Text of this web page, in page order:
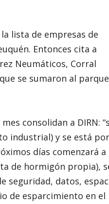
lista de empresas de
Entonces cita a
Neumáticos, Corral
se sumaron al parque
consolidan a DIRN:
industrial) y se está por
días comenzará a
de hormigón propia),
seguridad, datos,
de esparcimiento en el